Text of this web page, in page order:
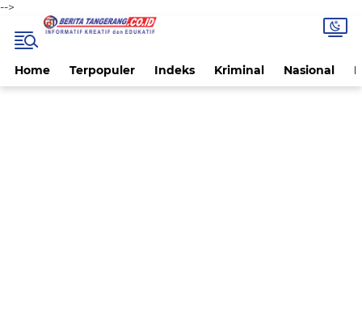
-->
Home Terpopuler Indeks Kriminal Nasional